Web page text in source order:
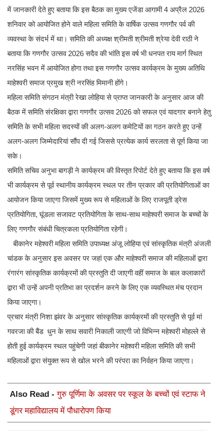
में जानकारी देते हुए बताया कि इस बैठक का मुख्य एजेंडा आगामी 4 अप्रैल 2026
शनिवार को आयोजित होने वाले महिला समिति के वार्षिक उत्सव गणगौर पर्व की
व्यवस्था के संदर्भ में था। समिति की अध्यक्ष श्रीमती श्रीमती श्रेया देवी राठी ने
बताया कि गणगौर उत्सव 2026 सदैव की भांति इस वर्ष भी धनपत राय मार्ग स्थित
नरसिंह भवन में आयोजित होगा तथा इस गणगौर उत्सव कार्यक्रम के मुख्य अतिथि
माहेश्वरी समाज प्रमुख श्री नरसिंह मिमानी होंगे।
महिला समिति संगठन मंत्री रेखा लोहिया से प्राप्त जानकारी के अनुसार आज की
बैठक में समिति संरक्षिका द्वारा गणगौर उत्सव 2026 को सफल एवं यादगार बनाने हेतु
समिति के सभी महिला सदस्यों की अलग-अलग कमेटियों का गठन करते हुए उन्हें
अलग-अलग जिम्मेदारियां सौंप दी गई जिससे प्रत्येक कार्य सरलता से पूर्ण किया जा
सके।
समिति सचिव अनुभा बागड़ी ने कार्यक्रम की विस्तृत रिपोर्ट देते हुए बताया कि इस वर्ष
भी कार्यक्रम से पूर्व स्थानीय कार्यक्रम स्थल पर तीन प्रकार की प्रतियोगिताओं का
आयोजन किया जाएगा जिसमें मुख्य रूप से महिलाओं के लिए राजपूती ड्रेस
प्रतियोगिता, घूंडला सजावट प्रतियोगिता के साथ-साथ माहेश्वरी समाज के बच्चों के
लिए गणगौर संबंधी चित्रकला प्रतियोगिता रहेगी।
बीकानेर महेश्वरी महिला समिति उपाध्यक्ष अंजू लोहिया एवं सांस्कृतिक मंत्री अंजली
चांडक के अनुसार इस अवसर पर जहां एक और माहेश्वरी समाज की महिलाओं द्वारा
रंगारंग सांस्कृतिक कार्यक्रमों की प्रस्तुति दी जाएगी वहीं समाज के बाल कलाकारों
द्वारा भी उन्हें अपनी प्रतिभा का प्रदर्शन करने के लिए एक व्यवस्थित मंच प्रदान
किया जाएगा।
प्रचार मंत्री निशा झंवर के अनुसार सांस्कृतिक कार्यक्रमों की प्रस्तुति से पूर्व मां
गवरजा की बैंड धुन के साथ सवारी निकाली जाएगी जो विभिन्न महेश्वरी मोहल्ले से
होती हुई कार्यक्रम स्थल पहुंचेगी जहां बीकानेर महेश्वरी महिला समिति की सभी
महिलाओं द्वारा संयुक्त रूप से खोल भरने की परंपरा का निर्वहन किया जाएगा।
Also Read -गुरु पूर्णिमा के अवसर पर स्कूल के बच्चों एवं स्टाफ ने
डूंगर महाविद्यालय में पौधारोपण किया